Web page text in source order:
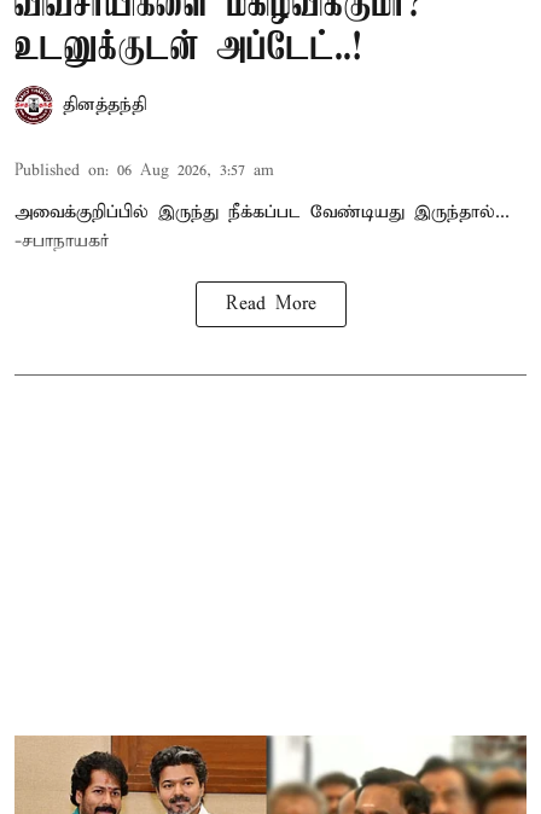
உடனுக்குடன் அப்டேட்..!
தினத்தந்தி
Published on: 06 Aug 2026, 3:57 am
அவைக்குறிப்பில் இருந்து நீக்கப்பட வேண்டியது இருந்தால்...
-சபாநாயகர்
Read More